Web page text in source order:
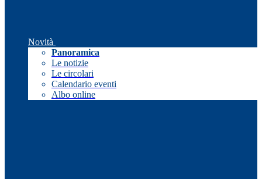
Novità
Panoramica
Le notizie
Le circolari
Calendario eventi
Albo online